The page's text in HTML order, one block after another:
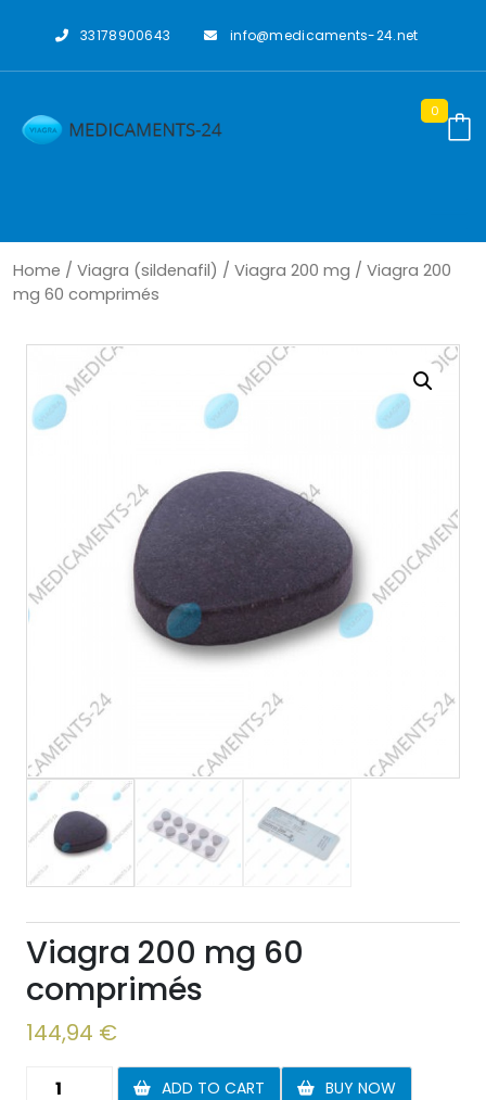
33178900643 info@medicaments-24.net
0
Home / Viagra (sildenafil) / Viagra 200 mg / Viagra 200
mg 60 comprimés
Viagra 200 mg 60
comprimés
144,94 €
Viagra
ADD TO CART BUY NOW